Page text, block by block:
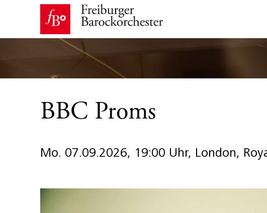
BBC Proms
Mo. 07.09.2026, 19:00 Uhr, London,